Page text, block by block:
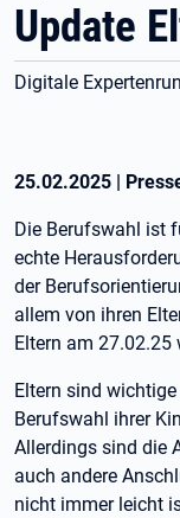
Update
Digitale
25.02.2025 |
Die Berufswahl ist
echte
der
allem von ihren
Eltern am
Eltern sind
Berufswahl ihrer
Allerdings sind die
auch andere
nicht immer leicht